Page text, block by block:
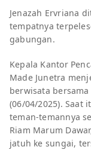
Jenazah Ervriana
tempatnya
gabungan.
Kepala Kantor
Made Junetra
berwisata
(06/04/2025). Saat
teman-temannya
Riam Marum
jatuh ke sungai,